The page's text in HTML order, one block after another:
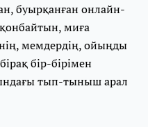
буырқанған онлайн-
миға
мемдердің, ойыңды
бір-бірімен
тып-тыныш арал